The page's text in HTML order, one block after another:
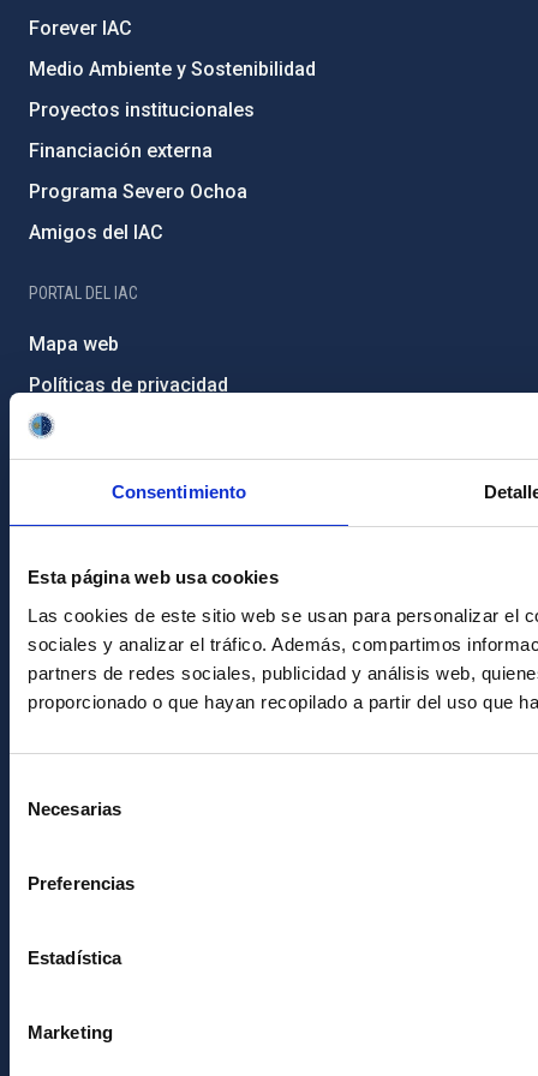
Consentimiento
Esta página web usa cookies
Las cookies de este sitio web se usan para personalizar el
sociales y analizar el tráfico. Además, compartimos
partners de redes sociales, publicidad y análisis web,
proporcionado o que hayan recopilado a partir del uso que
Necesarias
Preferencias
Estadística
Marketing
Forever IAC
Medio Ambiente y Sostenibilidad
Proyectos institucionales
Financiación externa
Programa Severo Ochoa
Amigos del IAC
PORTAL DEL IAC
Mapa web
Políticas de privacidad
Aviso legal
Política de cookies
OTROS ENLACES
Empleo
Licitaciones
Imagen institucional
Canal ético